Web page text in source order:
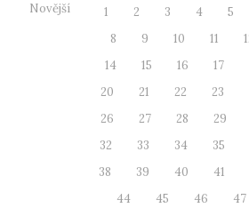
Novější 1 2 3 4 5
8
9 10 11
14
15 16 17
20
21 22 23
26
27 28 29
32
33 34 35
38
39 40 41
44
45 46 47